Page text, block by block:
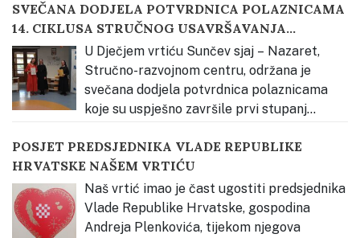
obrazovnih ustanova. Priprema za izradu izloga
započela je upoznavanjem djece s bogatstvom
slavonske tradicije kroz neposredno iskustvo.…
SVEČANA DODJELA POTVRDNICA POLAZNICAMA
14. CIKLUSA STRUČNOG USAVRŠAVANJA
KATEHEZE DOBROGA PASTIRA
U Dječjem vrtiću Sunčev sjaj – Nazaret,
Stručno-razvojnom centru, održana je
svečana dodjela potvrdnica polaznicama
koje su uspješno završile prvi stupanj
Montessori pedagogije – Kateheza Dobroga Pastira.
Svečanost je otvorena glazbenim nastupom djece,
nakon čega je okupljene pozdravila s. Estera Radičević,
predstavnica Osnivača Dječjeg…
POSJET PREDSJEDNIKA VLADE REPUBLIKE
HRVATSKE NAŠEM VRTIĆU
Naš vrtić imao je čast ugostiti predsjednika
Vlade Republike Hrvatske, gospodina
Andreja Plenkovića, tijekom njegova